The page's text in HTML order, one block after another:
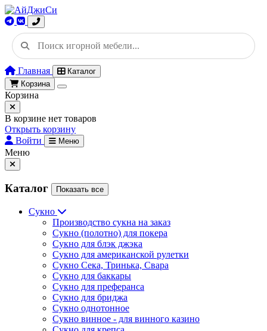
Главная
Каталог
Корзина
Корзина
В корзине нет товаров
Открыть корзину
Войти
Меню
Меню
Каталог Показать все
Сукно
Производство сукна на заказ
Сукно (полотно) для покера
Сукно для блэк джэка
Сукно для американской рулетки
Сукно Сека, Тринька, Свара
Сукно для баккары
Сукно для преферанса
Сукно для бриджа
Сукно однотонное
Сукно винное - для винного казино